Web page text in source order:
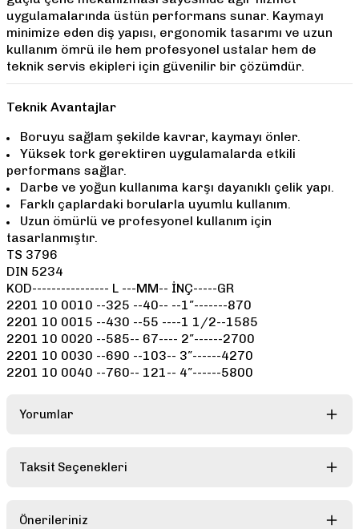
uygulamalarında üstün performans sunar. Kaymayı
minimize eden diş yapısı, ergonomik tasarımı ve uzun
kullanım ömrü ile hem profesyonel ustalar hem de
teknik servis ekipleri için güvenilir bir çözümdür.
Teknik Avantajlar
Boruyu sağlam şekilde kavrar, kaymayı önler.
Yüksek tork gerektiren uygulamalarda etkili
performans sağlar.
Darbe ve yoğun kullanıma karşı dayanıklı çelik yapı.
Farklı çaplardaki borularla uyumlu kullanım.
Uzun ömürlü ve profesyonel kullanım için
tasarlanmıştır.
TS 3796
DIN 5234
KOD---------------- L ---MM-- İNÇ-----GR
2201 10 0010 --325 --40-- --1″-------870
2201 10 0015 --430 --55 ----1 1/2--1585
2201 10 0020 --585-- 67---- 2″------2700
2201 10 0030 --690 --103-- 3″------4270
2201 10 0040 --760-- 121-- 4″------5800
Yorumlar
Taksit Seçenekleri
Önerileriniz